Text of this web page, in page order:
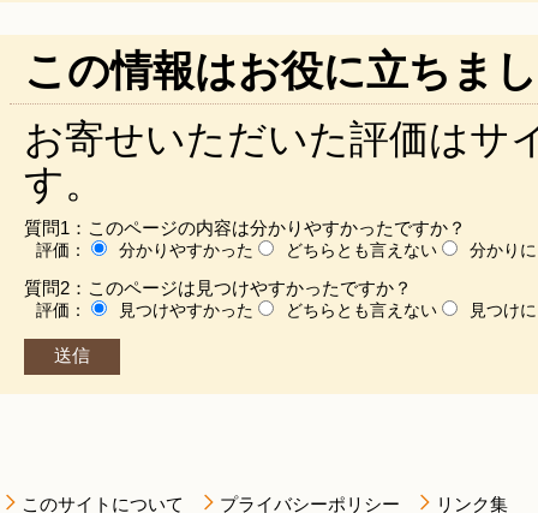
この情報はお役に立ちま
お寄せいただいた評価はサ
す。
質問1：このページの内容は分かりやすかったですか？
評価： 分かりやすかった どちらとも言えない 分かり
質問2：このページは見つけやすかったですか？
評価： 見つけやすかった どちらとも言えない 見つけ
このサイトについて プライバシーポリシー リンク集